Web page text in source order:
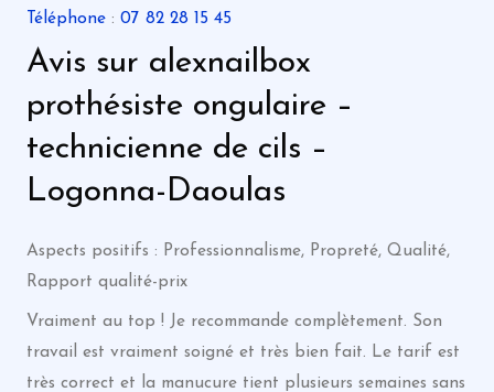
Téléphone: 07 82 28 15 45
Avis sur alexnailbox
prothésiste ongulaire –
technicienne de cils –
Logonna-Daoulas
Aspects positifs : Professionnalisme, Propreté, Qualité,
Rapport qualité-prix
Vraiment au top ! Je recommande complètement. Son
travail est vraiment soigné et très bien fait. Le tarif est
très correct et la manucure tient plusieurs semaines sans